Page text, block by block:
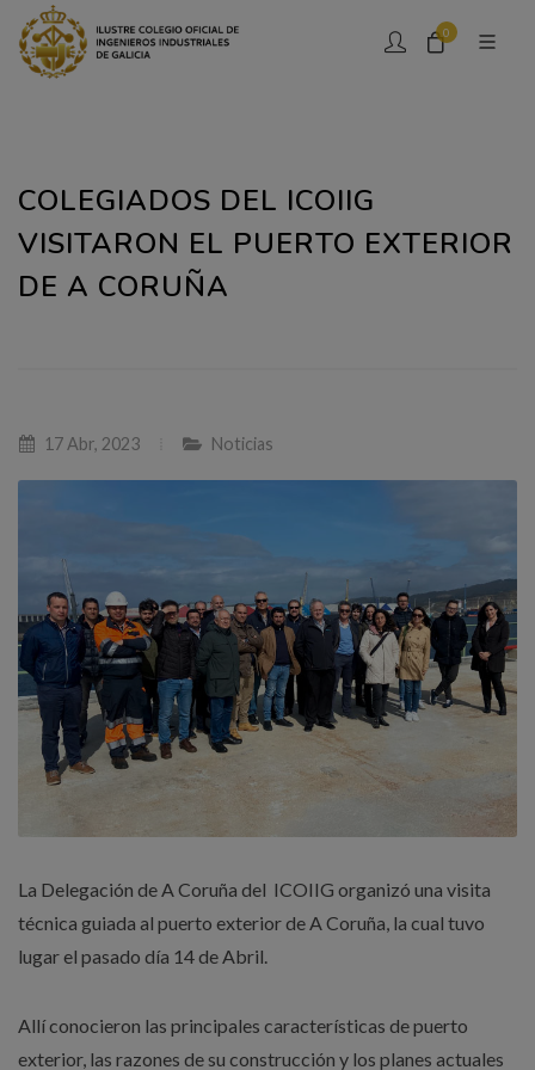
0
COLEGIADOS DEL ICOIIG
VISITARON EL PUERTO EXTERIOR
DE A CORUÑA
17 Abr, 2023 Noticias
La Delegación de A Coruña del ICOIIG organizó una visita
técnica guiada al puerto exterior de A Coruña, la cual tuvo
lugar el pasado día 14 de Abril.
Allí conocieron las principales características de puerto
exterior, las razones de su construcción y los planes actuales